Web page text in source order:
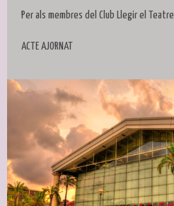
Per als membres del Club Llegir el Teatre
ACTE AJORNAT